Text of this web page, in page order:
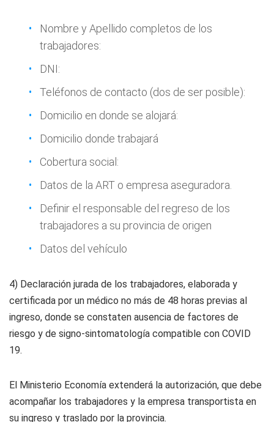
Nombre y Apellido completos de los
trabajadores:
DNI:
Teléfonos de contacto (dos de ser posible):
Domicilio en donde se alojará:
Domicilio donde trabajará
Cobertura social:
Datos de la ART o empresa aseguradora.
Definir el responsable del regreso de los
trabajadores a su provincia de origen
Datos del vehículo
4) Declaración jurada de los trabajadores, elaborada y
certificada por un médico no más de 48 horas previas al
ingreso, donde se constaten ausencia de factores de
riesgo y de signo-sintomatología compatible con COVID
19.
El Ministerio Economía extenderá la autorización, que debe
acompañar los trabajadores y la empresa transportista en
su ingreso y traslado por la provincia.